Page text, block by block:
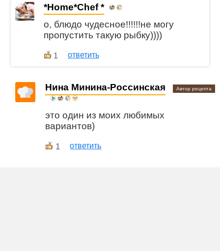
*Home*Chef *
о, блюдо чудесное!!!!!!не могу
пропустить такую рыбку))))
1 ответить
Нина Минина-Россинская Автор рецепта
это один из моих любимых
вариантов)
1 ответить